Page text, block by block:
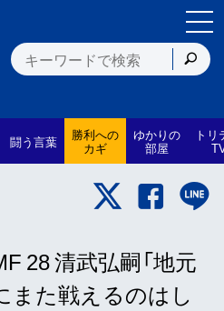
闘う言葉 勝利への
カギ
ゆかりの
部屋
トリ
28 清武弘嗣「地元
また戦えるのはし